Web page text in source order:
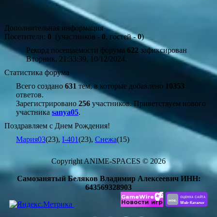
Дополнительная информация
Посетители: 0 (участников - 0, гостей -0)
Рекорд посещаемости форума 622зафиксирован
Вторник, 21:33:39, 10/12/2024.
Статистика форума
Всего создано 631 тем, в которые добавлено 10353
ответов.
Зарегистрировано 256 участников. Приветствуем нового
участника sanya05.
Поздравляем с Днем Рождения!
Мария03(23), I-401(23), Снежа(15)
Copyright ANIME-SPACES © 2026
Самозанятый Беляков Владимир Алексеевич ИНН:
643569328903